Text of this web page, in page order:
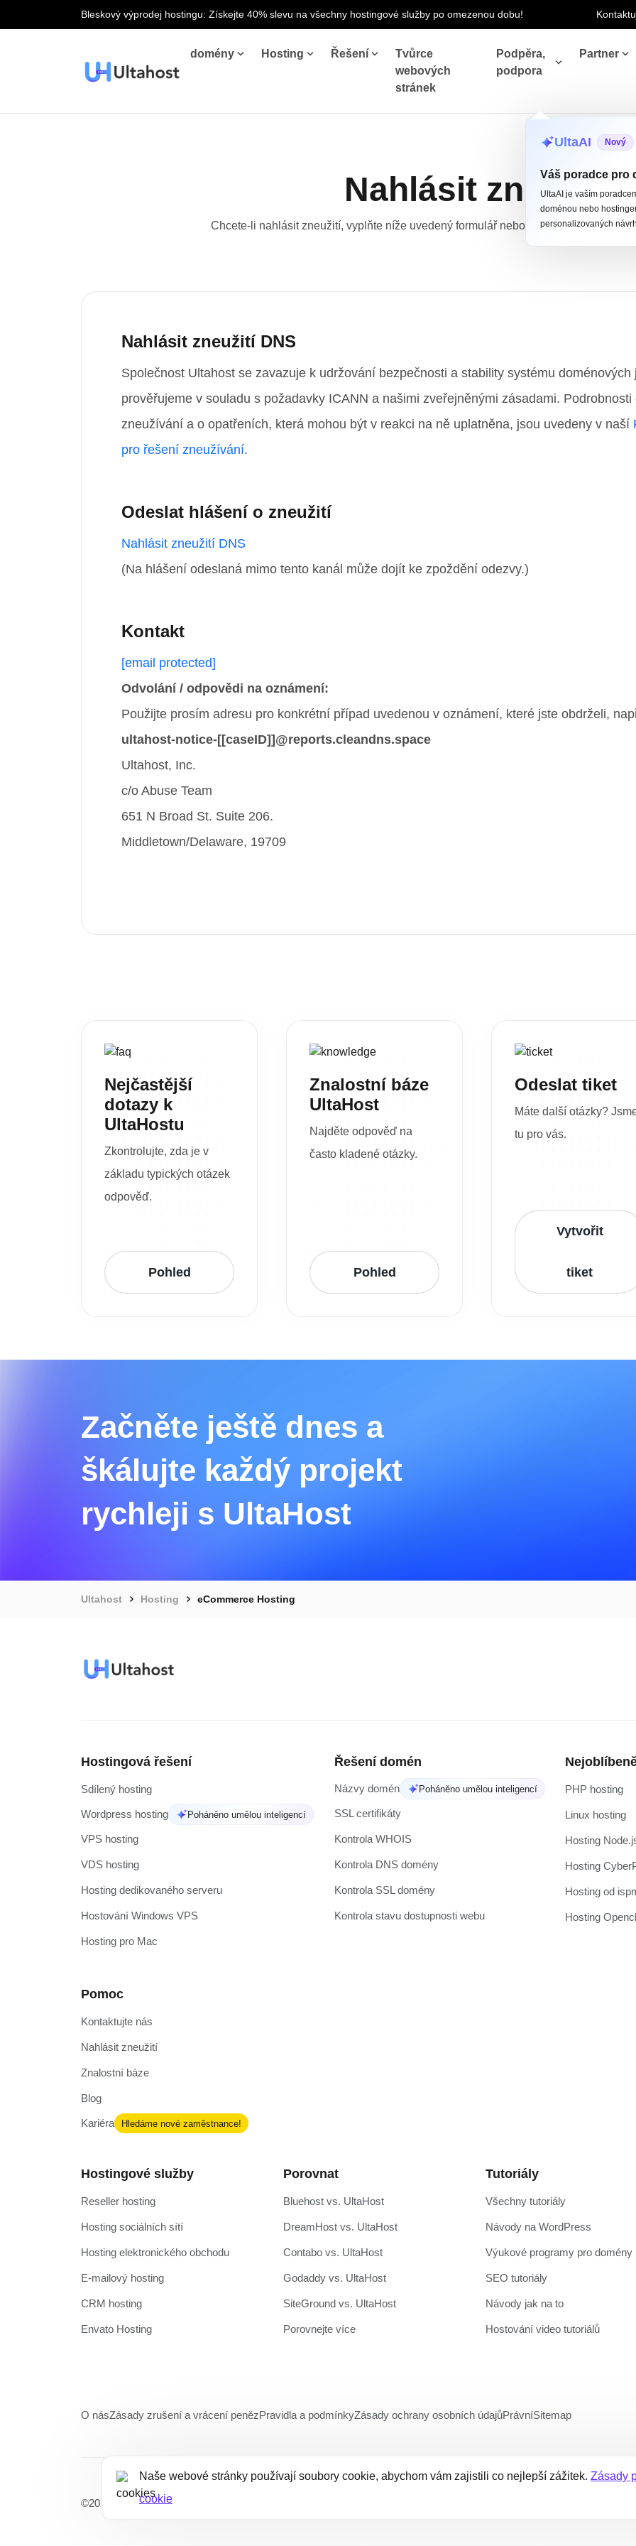
Naše webové stránky používají soubory cookie, abychom vám zajistili co nejlepší zážitek. Zásady
cookie
Bleskový výprodej hostingu: Získejte 40% slevu na všechny hostingové služby po omezenou dobu!
domény Hosting Řešení
Tvůrce
webových
stránek
Podpěra,
podpora
Partner
UltaAI Nový
Váš poradce pro
UltaAI je vaším
doménou nebo
personalizovaných
Nahlásit zneužití
Chcete-li nahlásit zneužití, vyplňte níže uvedený formulář nebo nás kontaktujte na
Nahlásit zneužití DNS
Společnost Ultahost se zavazuje k udržování bezpečnosti a stability systému
prověřujeme v souladu s požadavky ICANN a našimi zveřejněnými zásadami.
zneužívání a o opatřeních, která mohou být v reakci na ně uplatněna, jsou uvedeny v naší
pro řešení zneužívání.
Odeslat hlášení o zneužití
Nahlásit zneužití DNS
(Na hlášení odeslaná mimo tento kanál může dojít ke zpoždění odezvy.)
Kontakt
[email protected]
Odvolání / odpovědi na oznámení:
Použijte prosím adresu pro konkrétní případ uvedenou v oznámení, které jste obdrželi,
ultahost-notice-[[caseID]]@reports.cleandns.space
Ultahost, Inc.
c/o Abuse Team
651 N Broad St. Suite 206.
Middletown/Delaware, 19709
Nejčastější
dotazy k
UltaHostu
Zkontrolujte, zda je v
základu typických otázek
odpověď.
Pohled
Znalostní báze
UltaHost
Najděte odpověď na
často kladené otázky.
Pohled
Odeslat tiket
Máte další otázky?
tu pro vás.
Vytvořit
tiket
Začněte ještě dnes a
škálujte každý projekt
rychleji s UltaHost
Ultahost Hosting eCommerce Hosting
Hostingová řešení
Sdílený hosting
Wordpress hosting Poháněno umělou inteligencí
VPS hosting
VDS hosting
Hosting dedikovaného serveru
Hostování Windows VPS
Hosting pro Mac
Řešení domén
Názvy domén Poháněno umělou inteligencí
SSL certifikáty
Kontrola WHOIS
Kontrola DNS domény
Kontrola SSL domény
Kontrola stavu dostupnosti webu
PHP hosting
Linux hosting
Hosting
Hosting
Hosting od
Hosting
Pomoc
Kontaktujte nás
Nahlásit zneužití
Znalostní báze
Blog
Kariéra Hledáme nové zaměstnance!
Hostingové služby
Reseller hosting
Hosting sociálních sítí
Hosting elektronického obchodu
E-mailový hosting
CRM hosting
Envato Hosting
Porovnat
Bluehost vs. UltaHost
DreamHost vs. UltaHost
Contabo vs. UltaHost
Godaddy vs. UltaHost
SiteGround vs. UltaHost
Porovnejte více
Tutoriály
Všechny tutoriály
Návody na WordPress
Výukové programy pro domény
SEO tutoriály
Návody jak na to
Hostování video tutoriálů
O násZásady zrušení a vrácení penězPravidla a podmínkyZásady ochrany osobních údajůPrávníSitemap
©2026 UltaHost - Všechna práva vyhrazena